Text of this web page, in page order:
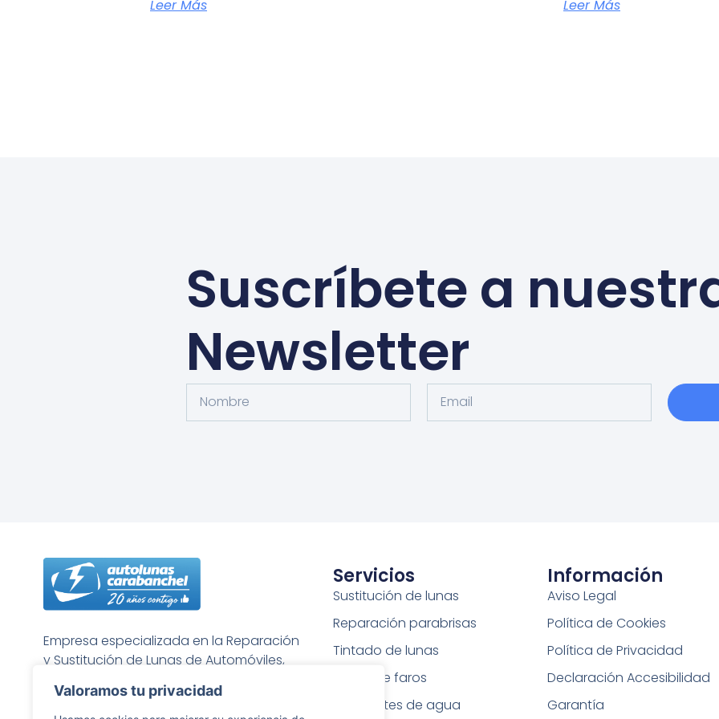
Valoramos tu privacidad
Leer Más Leer Más
Suscríbete a
Newsletter
Empresa especializada en la Reparación
y Sustitución de Lunas de Automóviles,
Servicios
Sustitución de lunas
Reparación parabrisas
Tintado de lunas
Pulido de faros
Repelentes de agua
Información
Aviso Legal
Política de Cookies
Política de Privacidad
Declaración Accesibilidad
Garantía